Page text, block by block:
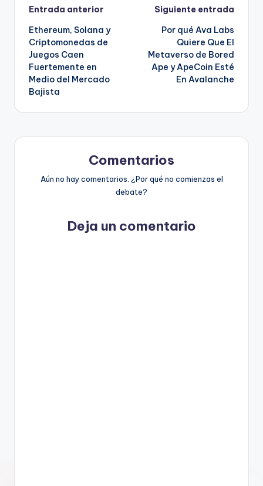
Navegación
de
entradas
Entrada anterior
Ethereum, Solana y
Criptomonedas de
Juegos Caen
Fuertemente en
Medio del Mercado
Bajista
Siguiente entrada
Por qué Ava Labs
Quiere Que El
Metaverso de Bored
Ape y ApeCoin Esté
En Avalanche
Comentarios
Aún no hay comentarios. ¿Por qué no comienzas el
debate?
Deja un comentario